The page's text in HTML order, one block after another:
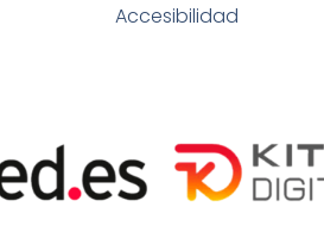
Accesibilidad